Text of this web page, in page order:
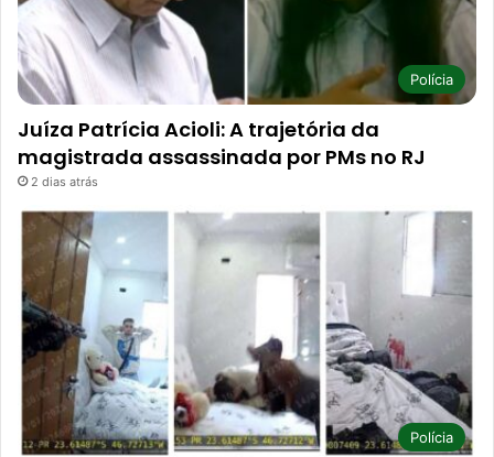
Polícia
Juíza Patrícia Acioli: A trajetória da
magistrada assassinada por PMs no RJ
2 dias atrás
Polícia